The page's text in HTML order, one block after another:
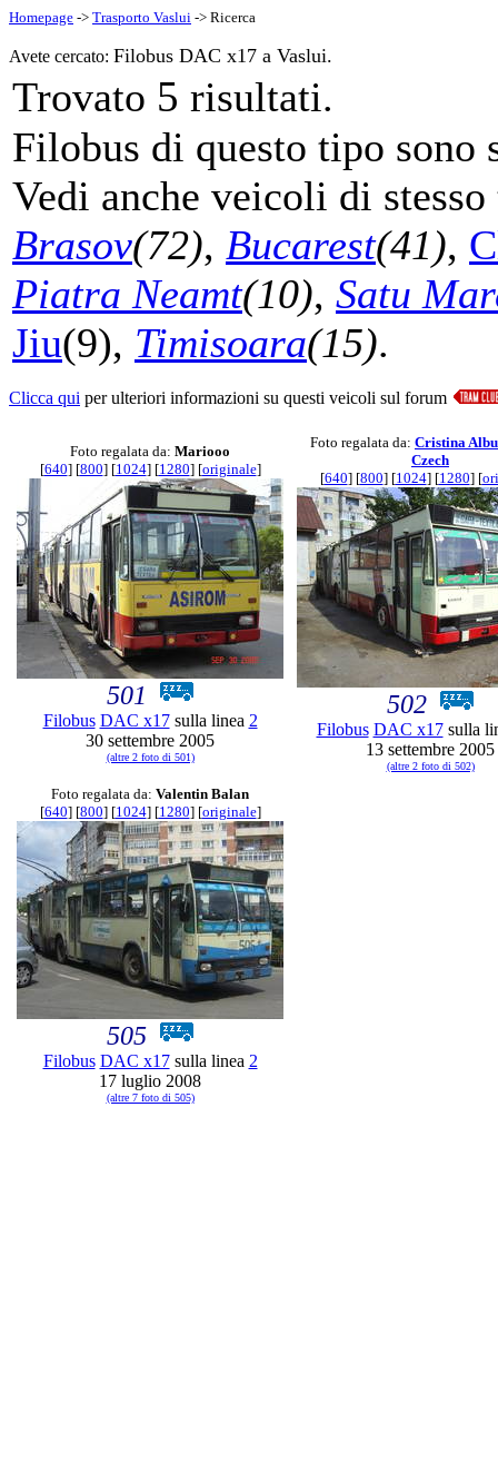
Homepage -> Trasporto Vaslui -> Ricerca
Avete cercato: Filobus DAC x17 a Vaslui.
Trovato 5 risultati.
Filobus di questo tipo
Vedi anche veicoli di
Brasov(72), Bucarest(41),
Piatra Neamt(10), Satu
Jiu(9), Timisoara(15).
Clicca qui per ulteriori informazioni su questi veicoli sul forum
Foto regalata da: Mariooo
[640] [800] [1024] [1280] [originale]
501
Filobus DAC x17sulla linea 2
30 settembre 2005
(altre 2 foto di 501)
Foto regalata da: Cristina
Czech
[640] [800] [1024] [1280] [
502
Filobus DAC x17sulla
13 settembre 2005
(altre 2 foto di 502)
Foto regalata da: Valentin Balan
[640] [800] [1024] [1280] [originale]
505
Filobus DAC x17sulla linea 2
17 luglio 2008
(altre 7 foto di 505)